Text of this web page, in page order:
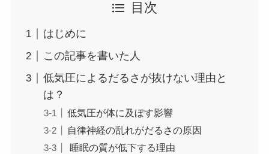
目次
はじめに
この記事を書いた人
低気圧によるだるさが抜けない理由と
は？
低気圧が体に及ぼす影響
自律神経の乱れがだるさの原因
睡眠の質が低下する理由